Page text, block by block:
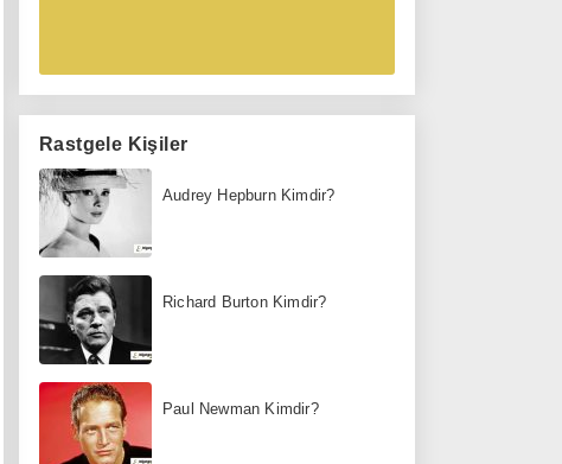
Rastgele Kişiler
Audrey Hepburn Kimdir?
Richard Burton Kimdir?
Paul Newman Kimdir?